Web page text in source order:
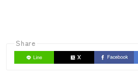
Share